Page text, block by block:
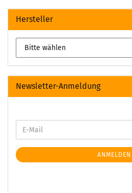
Hersteller
Newsletter-Anmeldung
ANMELDEN